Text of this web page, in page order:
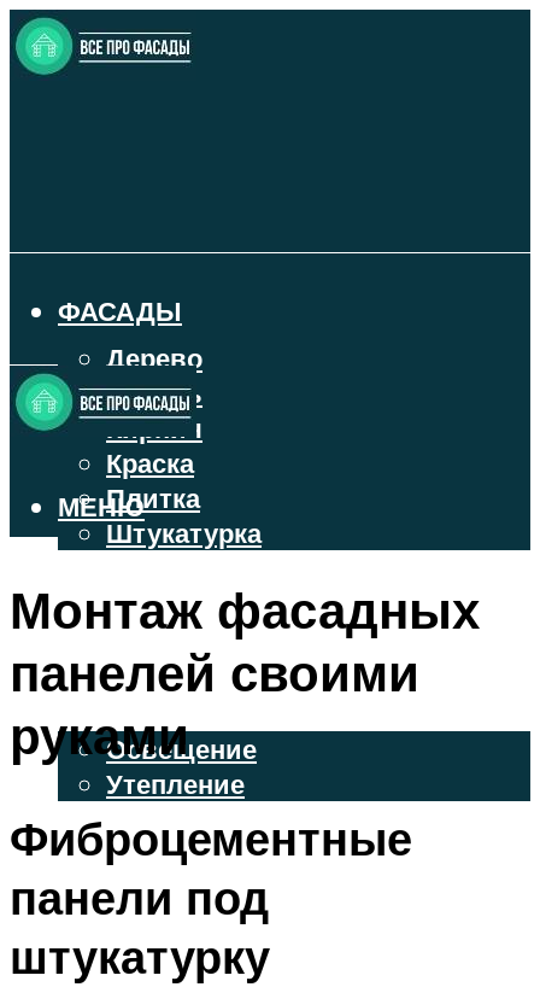
ФАСАДЫ
Дерево
Камень
Кирпич
Краска
Плитка
Штукатурка
ФАСАДНЫЙ САЙДИНГ
ОСВЕЩЕНИЕ И УТЕПЛЕНИЕ
Освещение
Утепление
ДЕКОР
МЕНЮ
МЕНЮ
Монтаж фасадных
панелей своими
руками
Фиброцементные
панели под
штукатурку